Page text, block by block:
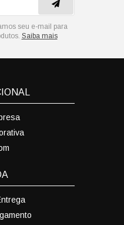
seu e-mail para
Saiba mais